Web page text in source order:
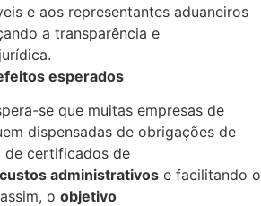
e aos representantes aduaneiros
a transparência e
esperados
se que muitas empresas de
dispensadas de obrigações de
de certificados de
administrativos e facilitando o
o objetivo